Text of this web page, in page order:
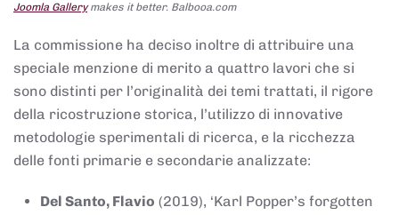
Joomla Gallerymakes it better. Balbooa.com
La commissione ha deciso inoltre di attribuire una
speciale menzione di merito a quattro lavori che si
sono distinti per l’originalità dei temi trattati, il rigore
della ricostruzione storica, l’utilizzo di innovative
metodologie sperimentali di ricerca, e la ricchezza
delle fonti primarie e secondarie analizzate:
Del Santo, Flavio (2019), ‘Karl Popper’s forgotten